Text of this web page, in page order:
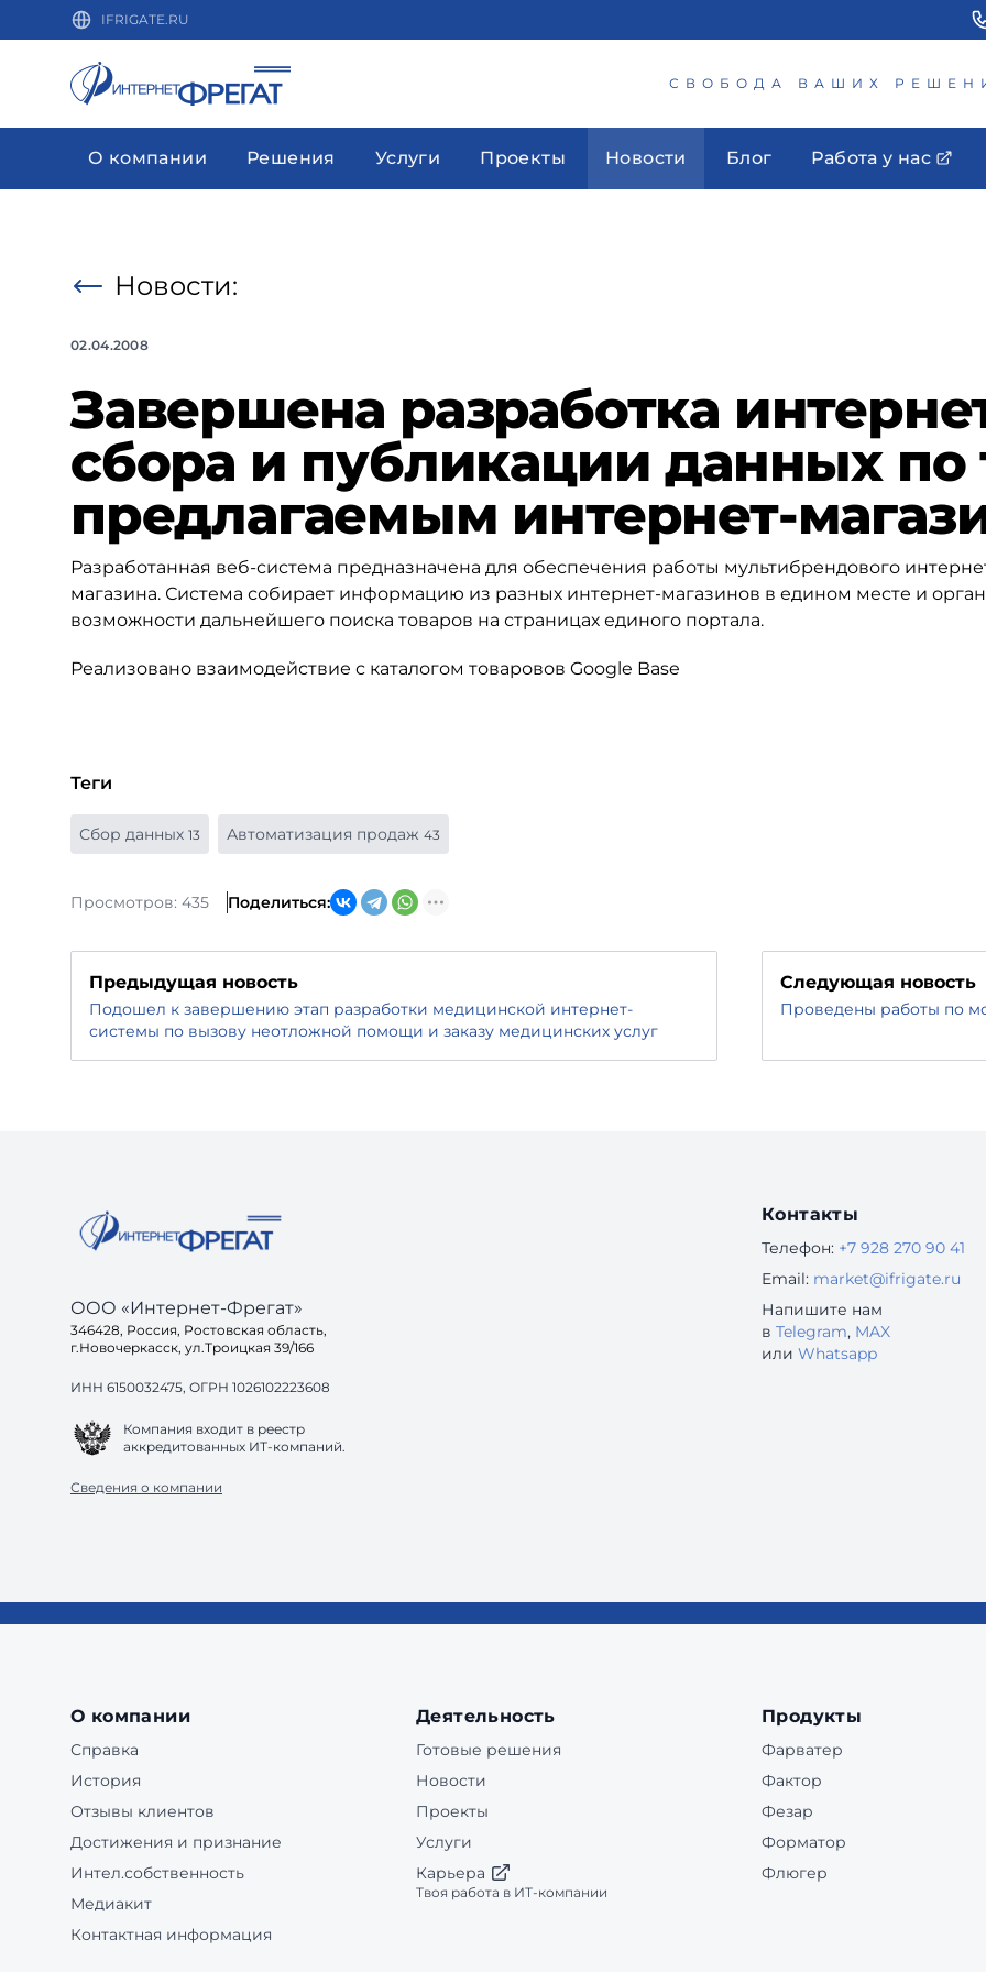
IFRIGATE.RU
СВОБОДА ВАШИХ
О компании Решения Услуги Проекты Новости Блог Работа у нас
Новости:
02.04.2008
Завершена разработка
сбора и публикации данных по
предлагаемым интернет-
Разработанная веб-система предназначена для обеспечения работы мультибрендового
магазина. Система собирает информацию из разных интернет-магазинов в едином месте и
возможности дальнейшего поиска товаров на страницах единого портала.
Реализовано взаимодействие с каталогом товаровов Google Base
Теги
Сбор данных 13 Автоматизация продаж 43
Просмотров: 435 Поделиться:
Предыдущая новость
Подошел к завершению этап разработки медицинской интернет-
системы по вызову неотложной помощи и заказу медицинских услуг
Следующая новость
Проведены работы по
ООО «Интернет-Фрегат»
346428, Россия, Ростовская область,
г.Новочеркасск, ул.Троицкая 39/166
ИНН 6150032475, ОГРН 1026102223608
Компания входит в реестр
аккредитованных ИТ-компаний.
Сведения о компании
Контакты
Телефон: +7 928 270 90 41
Email: market@ifrigate.ru
Напишите нам
в Telegram, MAX
или Whatsapp
О компании
Справка
История
Отзывы клиентов
Достижения и признание
Интел.собственность
Медиакит
Контактная информация
Деятельность
Готовые решения
Новости
Проекты
Услуги
Карьера
Твоя работа в ИТ-компании
Продукты
Фарватер
Фактор
Фезар
Форматор
Флюгер